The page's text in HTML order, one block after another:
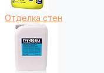
Отделка стен